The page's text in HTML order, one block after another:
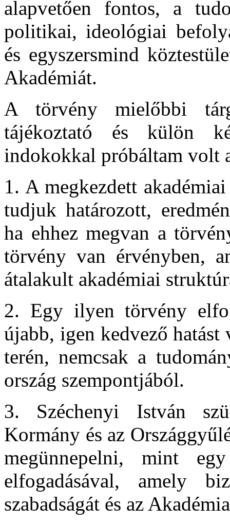
alapvetően fontos, a
politikai, ideológiai
és egyszersmind
Akadémiát.
A törvény mielőbbi
tájékoztató és külön
indokokkal próbáltam volt
1. A megkezdett
tudjuk határozott,
ha ehhez megvan a
törvény van érvényben,
átalakult akadémiai
2. Egy ilyen törvény
újabb, igen kedvező
terén, nemcsak a
ország szempontjából.
3. Széchenyi István
Kormány és az
megünnepelni, mint
elfogadásával, amely
szabadságát és az